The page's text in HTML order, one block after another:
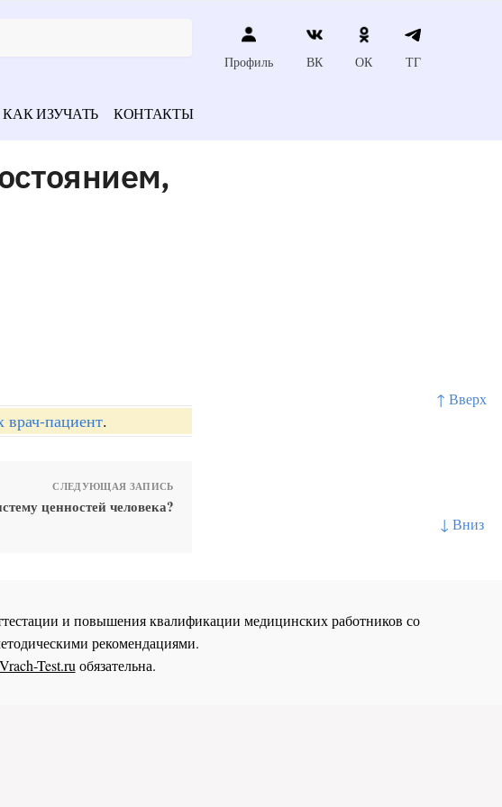
↑ Вверх
↓ Вниз
Профиль ВК ОК ТГ
КАК ИЗУЧАТЬ КОНТАКТЫ
врач-пациент.
СЛЕДУЮЩАЯ ЗАПИСЬ
ценностей человека?
и повышения квалификации медицинских работников со
рекомендациями.
Vrach-Test.ru обязательна.